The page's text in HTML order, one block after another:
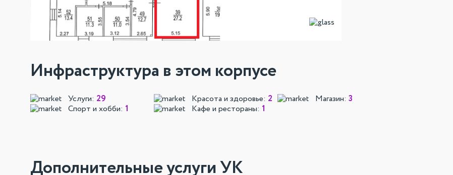
Инфраструктура в этом корпусе
Услуги: 29 Красота и здоровье: 2 Магазин:3
Спорт и хобби: 1 Кафе и рестораны:1
Дополнительные услуги УК